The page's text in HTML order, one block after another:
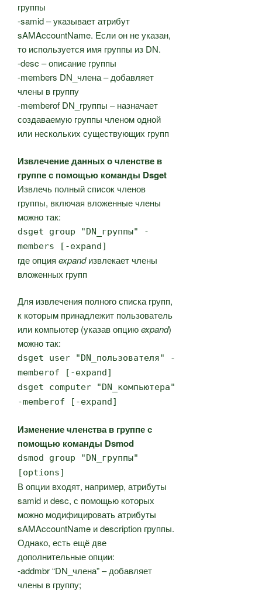
группы
-samid – указывает атрибут
sAMAccountName. Если он не указан,
то используется имя группы из DN.
-desc – описание группы
-members DN_члена – добавляет
члены в группу
-memberof DN_группы – назначает
создаваемую группы членом одной
или нескольких существующих групп
Извлечение данных о членстве в
группе с помощью команды Dsget
Извлечь полный список членов
группы, включая вложенные члены
можно так:
dsget group "DN_группы" -
members [-expand]
где опция expandизвлекает члены
вложенных групп
Для извлечения полного списка групп,
к которым принадлежит пользователь
или компьютер (указав опциюexpand)
можно так:
dsget user "DN_пользователя" -
memberof [-expand]
dsget computer "DN_компьютера"
-memberof [-expand]
Изменение членства в группе с
помощью команды Dsmod
dsmod group "DN_группы"
[options]
В опции входят, например, атрибуты
samid и desc, с помощью которых
можно модифицировать атрибуты
sAMAccountName и description группы.
Однако, есть ещё две
дополнительные опции:
-addmbr “DN_члена” – добавляет
члены в группу;